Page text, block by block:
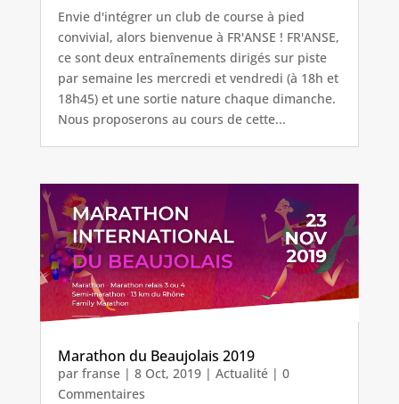
Envie d'intégrer un club de course à pied
convivial, alors bienvenue à FR'ANSE ! FR'ANSE,
ce sont deux entraînements dirigés sur piste
par semaine les mercredi et vendredi (à 18h et
18h45) et une sortie nature chaque dimanche.
Nous proposerons au cours de cette...
Marathon du Beaujolais 2019
par franse| 8 Oct, 2019| Actualité| 0
Commentaires